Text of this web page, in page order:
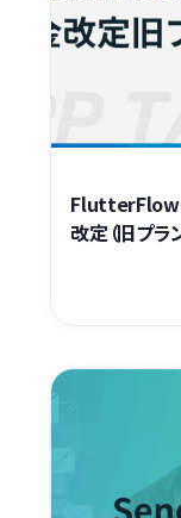
FlutterFlow-
改定（旧プラ